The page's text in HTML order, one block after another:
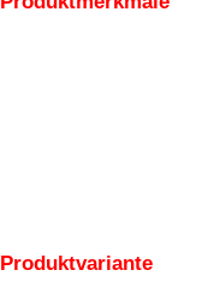
Produktvariante